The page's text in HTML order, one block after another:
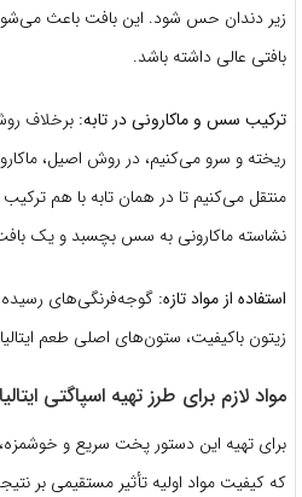
زیر دندان حس شود. این بافت باعث
بافتی عالی داشته باشد.
ترکیب سس و ماکارونی در تابه: برخلاف
ریخته و سرو می‌کنیم، در روش اصیل،
منتقل می‌کنیم تا در همان تابه با هم
نشاسته ماکارونی به سس بچسبد و یک
استفاده از مواد تازه: گوجه‌فرنگی‌های
زیتون باکیفیت، ستون‌های اصلی طعم
مواد لازم برای طرز تهیه اسپاگتی ایتالیایی
برای تهیه این دستور پخت سریع و خوشمزه،
که کیفیت مواد اولیه تأثیر مستقیمی بر